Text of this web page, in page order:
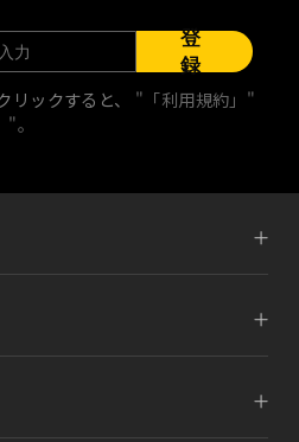
登
録
リックすると、 "「利用規約」"
。